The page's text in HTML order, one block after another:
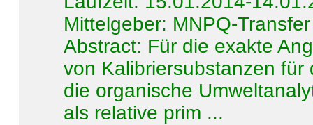
Mittelgeber: MNPQ-Transfer
Abstract: Für die exakte
von Kalibriersubstanzen
die organische
als relative prim ...